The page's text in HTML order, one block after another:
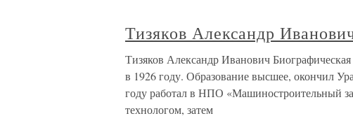
Тизяков Александр
Тизяков Александр Иванович
в 1926 году. Образование высшее, окончил
году работал в НПО «Машиностроительный
технологом, затем